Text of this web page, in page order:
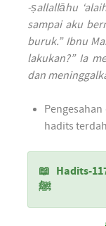
-ṣallallāhu
sampai aku
buruk.” Ibnu
lakukan?” Ia
dan
hadits
📖 Hadits-
ﷺ